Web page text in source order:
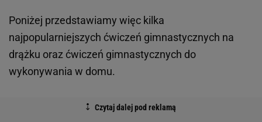
Poniżej przedstawiamy więc kilka
najpopularniejszych ćwiczeń gimnastycznych na
drążku oraz ćwiczeń gimnastycznych do
wykonywania w domu.